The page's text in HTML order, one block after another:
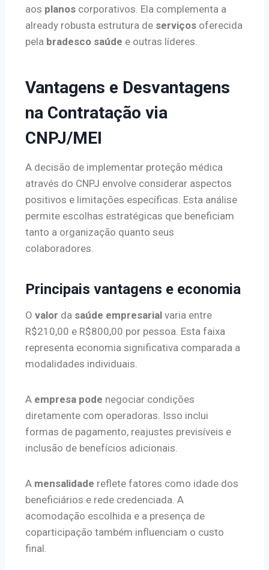
aos planos corporativos. Ela complementa a
already robusta estrutura de serviços oferecida
pela bradesco saúde e outras líderes.
Vantagens e Desvantagens
na Contratação via
CNPJ/MEI
A decisão de implementar proteção médica
através do CNPJ envolve considerar aspectos
positivos e limitações específicas. Esta análise
permite escolhas estratégicas que beneficiam
tanto a organização quanto seus
colaboradores.
Principais vantagens e economia
O valor da saúde empresarial varia entre
R$210,00 e R$800,00 por pessoa. Esta faixa
representa economia significativa comparada a
modalidades individuais.
A empresa pode negociar condições
diretamente com operadoras. Isso inclui
formas de pagamento, reajustes previsíveis e
inclusão de benefícios adicionais.
A mensalidade reflete fatores como idade dos
beneficiários e rede credenciada. A
acomodação escolhida e a presença de
coparticipação também influenciam o custo
final.